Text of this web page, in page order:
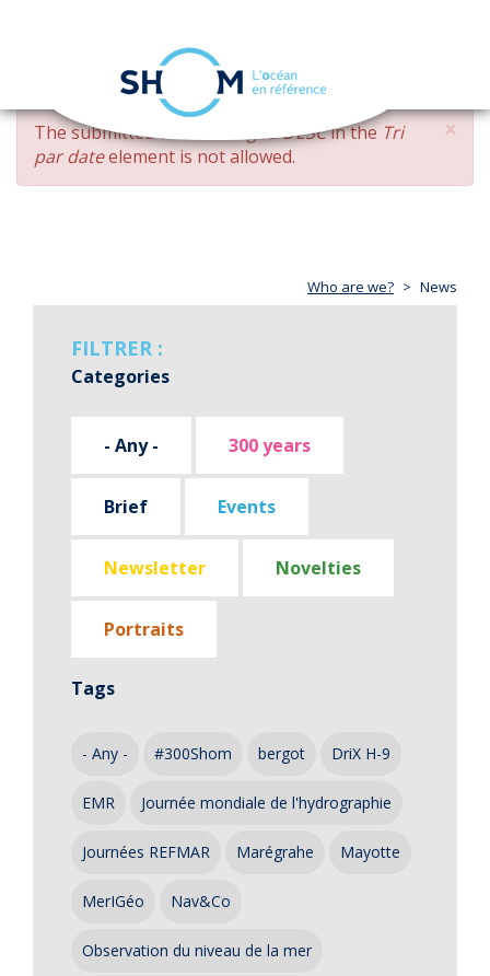
Skip
main
content
navigation
×
ERROR
MESSAGE
The submitted value changed DESCin the Tri
par dateelement is not allowed.
Who are we? News
FILTRER :
Categories
- Any - 300 years
Brief Events
Newsletter Novelties
Portraits
Tags
- Any - #300Shom bergot DriX H-9
EMR Journée mondiale de l'hydrographie
Journées REFMAR Marégrahe Mayotte
MerIGéo Nav&Co
Observation du niveau de la mer